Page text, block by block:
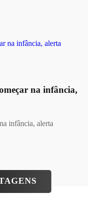
na infância,
infância, alerta